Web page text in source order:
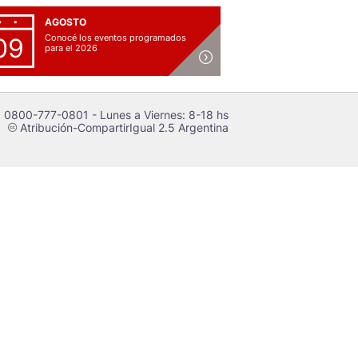
AGOSTO
Conocé los eventos programados
para el 2026
0800-777-0801 - Lunes a Viernes: 8-18 hs
cAtribución-CompartirIgual 2.5 Argentina